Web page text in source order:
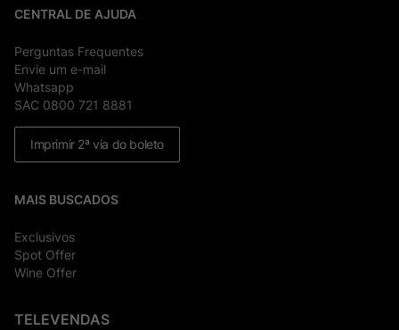
CENTRAL DE AJUDA
Perguntas Frequentes
Envie um e-mail
Whatsapp
SAC 0800 721 8881
Imprimir 2ª via do boleto
MAIS BUSCADOS
Exclusivos
Spot Offer
Wine Offer
TELEVENDAS